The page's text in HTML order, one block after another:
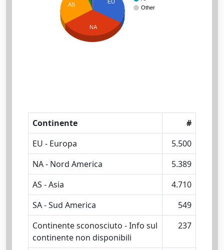
Other
EU
AS
NA
Continente
#
EU - Europa
5.500
NA - Nord America
5.389
AS - Asia
4.710
SA - Sud America
549
Continente sconosciuto - Info sul
continente non disponibili
237